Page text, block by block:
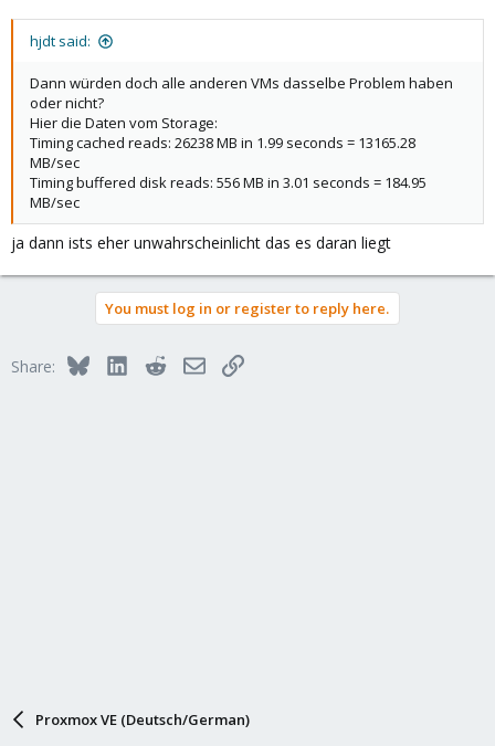
hjdt said:
Dann würden doch alle anderen VMs dasselbe Problem haben
oder nicht?
Hier die Daten vom Storage:
Timing cached reads: 26238 MB in 1.99 seconds = 13165.28
MB/sec
Timing buffered disk reads: 556 MB in 3.01 seconds = 184.95
MB/sec
ja dann ists eher unwahrscheinlicht das es daran liegt
You must log in or register to reply here.
Share: BlueskyLinkedInRedditEmailLink
Proxmox VE (Deutsch/German)